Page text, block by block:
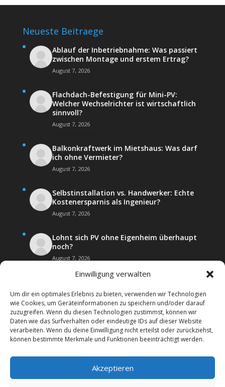
Einwilligung verwalten
Um dir ein optimales Erlebnis zu bieten, verwenden wir Technologien
wie Cookies, um Geräteinformationen zu speichern und/oder darauf
zuzugreifen. Wenn du diesen Technologien zustimmst, können wir
Daten wie das Surfverhalten oder eindeutige IDs auf dieser Website
verarbeiten. Wenn du deine Einwilligung nicht erteilst oder zurückziehst,
können bestimmte Merkmale und Funktionen beeinträchtigt werden.
Akzeptieren
Neueste Beitraege
Ablauf der Inbetriebnahme: Was passiert
zwischen Montage und erstem Ertrag?
August 7, 2026
Flachdach-Befestigung für Mini-PV:
Welcher Wechselrichter ist wirtschaftlich
sinnvoll?
August 7, 2026
Balkonkraftwerk im Mietshaus: Was darf
ich ohne Vermieter?
August 7, 2026
Selbstinstallation vs. Handwerker: Echte
Kostenersparnis als Ingenieur?
August 7, 2026
Lohnt sich PV ohne Eigenheim überhaupt
noch?
August 7, 2026
Kontakt
Impressum
Datenschutz­erklärung
Forenregeln
Copyright 2026 | Web24 Consulting AVO UG | Alle